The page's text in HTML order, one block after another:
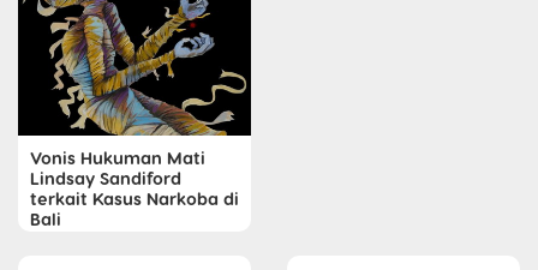
Vonis Hukuman Mati
Lindsay Sandiford
terkait Kasus Narkoba di
Bali